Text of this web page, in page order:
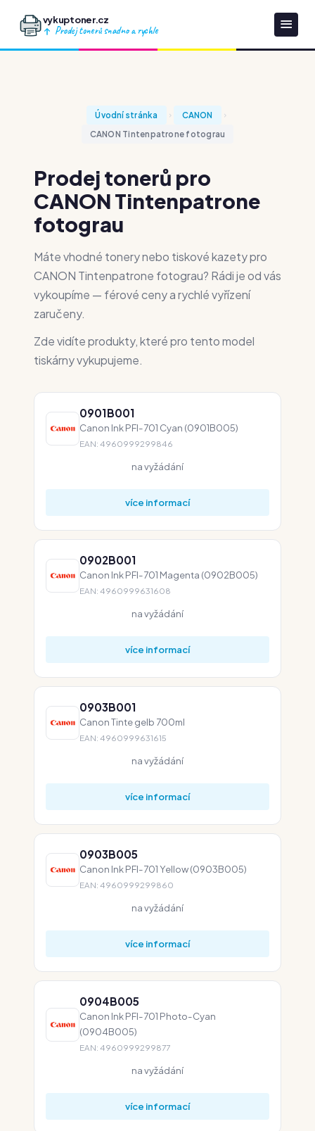
vykuptoner.cz
Prodej tonerů snadno a rychle
Úvodní stránka
CANON
CANON Tintenpatrone fotograu
Prodej tonerů pro
CANON Tintenpatrone
fotograu
Máte vhodné tonery nebo tiskové kazety pro
CANON Tintenpatrone fotograu? Rádi je od vás
vykoupíme — férové ceny a rychlé vyřízení
zaručeny.
Zde vidíte produkty, které pro tento model
tiskárny vykupujeme.
0901B001
Canon Ink PFI-701 Cyan (0901B005)
EAN: 4960999299846
na vyžádání
více informací
0902B001
Canon Ink PFI-701 Magenta (0902B005)
EAN: 4960999631608
na vyžádání
více informací
0903B001
Canon Tinte gelb 700ml
EAN: 4960999631615
na vyžádání
více informací
0903B005
Canon Ink PFI-701 Yellow (0903B005)
EAN: 4960999299860
na vyžádání
více informací
0904B005
Canon Ink PFI-701 Photo-Cyan
(0904B005)
EAN: 4960999299877
na vyžádání
více informací